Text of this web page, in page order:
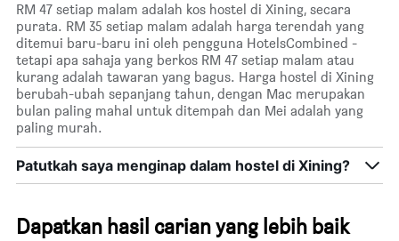
RM 47 setiap malam adalah kos hostel di Xining, secara
purata. RM 35 setiap malam adalah harga terendah yang
ditemui baru-baru ini oleh pengguna HotelsCombined -
tetapi apa sahaja yang berkos RM 47 setiap malam atau
kurang adalah tawaran yang bagus. Harga hostel di Xining
berubah-ubah sepanjang tahun, dengan Mac merupakan
bulan paling mahal untuk ditempah dan Mei adalah yang
paling murah.
Patutkah saya menginap dalam hostel di Xining?
Dapatkan hasil carian yang lebih baik